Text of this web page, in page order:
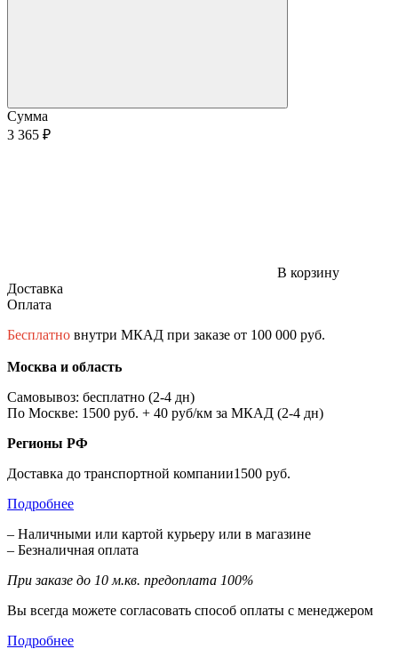
Сумма
3 365 ₽
В корзину
Доставка
Оплата
Бесплатно внутри МКАД при заказе от 100 000 руб.
Москва и область
Самовывоз: бесплатно (2-4 дн)
По Москве: 1500 руб. + 40 руб/км за МКАД (2-4 дн)
Регионы РФ
Доставка до транспортной компании1500 руб.
Подробнее
– Наличными или картой курьеру или в магазине
– Безналичная оплата
При заказе до 10 м.кв. предоплата 100%
Вы всегда можете согласовать способ оплаты с менеджером
Подробнее